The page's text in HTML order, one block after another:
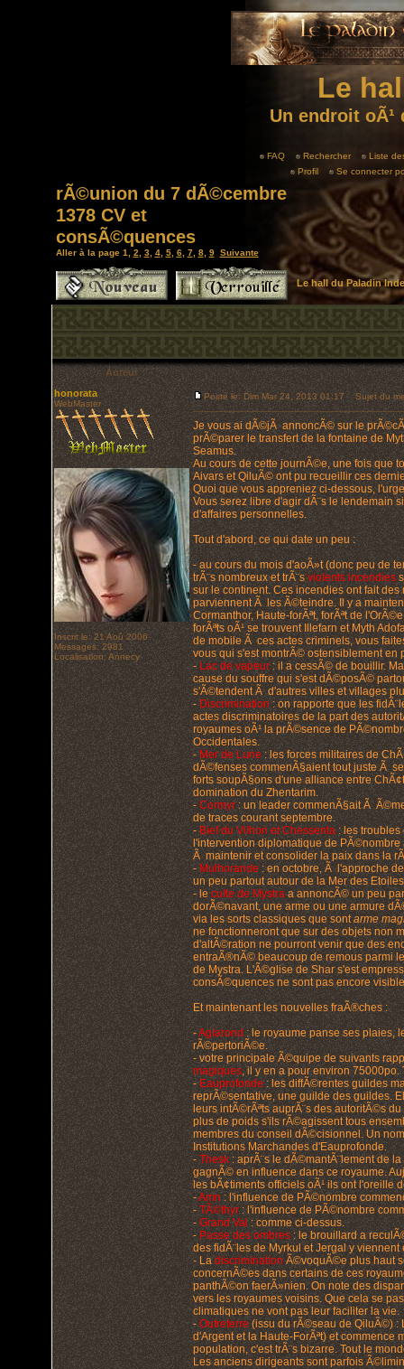
Le
Un endroit
FAQ Rechercher
Liste
Profil
Se connecter
rÃ©union du 7 dÃ©cembre
1378 CV et
consÃ©quences
Aller à la page 1 2 3 4, 5, 6, 7, 8, 9 Suivante
Le hall du Paladin
Auteur
honorata
WebMaster
Inscrit le: 21 Aoû 2006
Messages: 2981
Localisation: Annecy
Posté le: Dim Mar 24, 2013 01:17 Sujet du
Je vous ai dÃ©jÃ annoncÃ© sur le
prÃ©parer le transfert de la fontaine de
Seamus.
Au cours de cette journÃ©e, une fois que
Aivars et QiluÃ© ont pu recueillir ces
Quoi que vous appreniez ci-dessous,
Vous serez libre d'agir dÃ¨s le lendemain
d'affaires personnelles.
Tout d'abord, ce qui date un peu :
- au cours du mois d'aoÃ»t (donc peu de
trÃ¨s nombreux et trÃ¨sviolents incendies
sur le continent. Ces incendies ont fait
parviennent Ã les Ã©teindre. Il y a
Cormanthor, Haute-forÃªt, forÃªt de
forÃªts oÃ¹ se trouvent Illefarn et Myth
de mobile Ã ces actes criminels, vous
vous qui s'est montrÃ© ostensiblement en
- Lac de vapeur: il a cessÃ© de bouillir.
cause du souffre qui s'est dÃ©posÃ©
s'Ã©tendent Ã d'autres villes et villages
-Discrimination: on rapporte que les
actes discriminatoires de la part des
royaumes oÃ¹ la prÃ©sence de
Occidentales.
-Mer de Lune: les forces militaires de
dÃ©fenses commenÃ§aient tout juste Ã
forts soupÃ§ons d'une alliance entre
domination du Zhentarim.
- Cormyr: un leader commenÃ§ait Ã
de traces courant septembre.
-Bief du Vilhon et Chessenta: les troubles
l'intervention diplomatique de
Ã maintenir et consolider la paix dans la
-Mulhorande: en octobre, Ã l'approche
un peu partout autour de la Mer des
- leculte de Mystraa annoncÃ© un peu
dorÃ©navant, une arme ou une armure
via les sorts classiques que sontarme
ne fonctionneront que sur des objets non
d'altÃ©ration ne pourront venir que des
entraÃ®nÃ© beaucoup de remous parmi
de Mystra. L'Ã©glise de Shar s'est
consÃ©quences ne sont pas encore
Et maintenant les nouvelles fraÃ®ches :
-Aglarond : le royaume panse ses plaies,
rÃ©pertoriÃ©e.
- votre principale Ã©quipe de suivants
magiques, il y en a pour environ 75000po.
-Eauprofonde: les diffÃ©rentes guildes
reprÃ©sentative, une guilde des guildes.
leurs intÃ©rÃªts auprÃ¨s des autoritÃ©s
plus de poids s'ils rÃ©agissent tous
membres du conseil dÃ©cisionnel. Un
Institutions Marchandes d'Eauprofonde.
-Thesk: aprÃ¨s le dÃ©mantÃ¨lement de
gagnÃ© en influence dans ce royaume.
les bÃ¢timents officiels oÃ¹ ils ont l'oreille
-Amn : l'influence de PÃ©nombre
- TÃ©thyr: l'influence de PÃ©nombre
- Grand Val : comme ci-dessus.
- Passe des ombres: le brouillard a
des fidÃ¨les de Myrkul et Jergal y viennent
- Ladiscrimination Ã©voquÃ©e plus haut
concernÃ©es dans certains de ces
panthÃ©on faerÃ»nien. On note des
vers les royaumes voisins. Que cela se
climatiques ne vont pas leur faciliter la vie.
- Outreterre(issu du rÃ©seau de QiluÃ©) :
d'Argent et la Haute-ForÃªt) et
population, c'est trÃ¨s bizarre. Tout le
Les anciens dirigeants sont parfois